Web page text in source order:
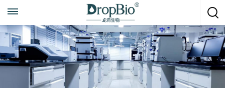
언제든지 전화하세요
+86 15951008670